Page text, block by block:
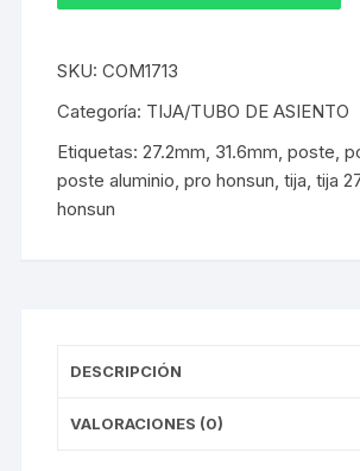
Aluminio
X
380mm
cantidad
SKU:COM1713
Categoría: TIJA/TUBO DE ASIENTO
Etiquetas:27.2mm, 31.6mm,poste,
poste aluminio,pro honsun,tija,tija
honsun
DESCRIPCIÓN
VALORACIONES (0)